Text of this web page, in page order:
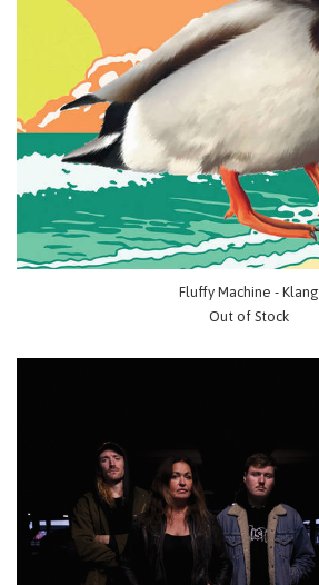
Fluffy Machine - Klang
Out of Stock